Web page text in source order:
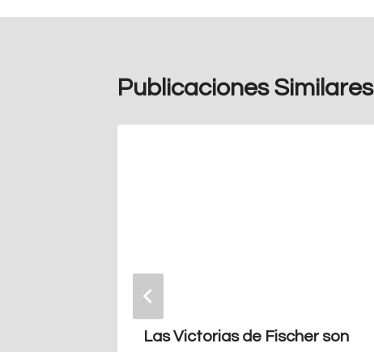
Publicaciones Similares
Las Victorias de Fischer son